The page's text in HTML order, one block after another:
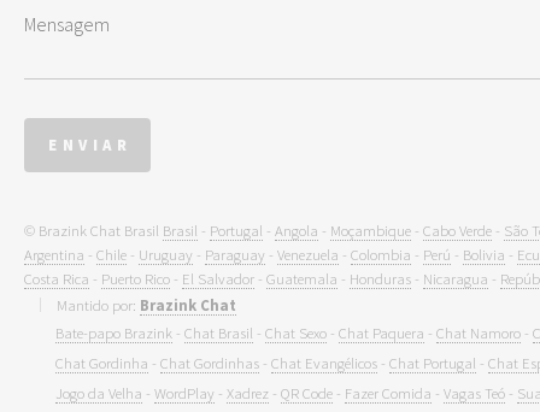
© Brazink Chat Brasil Brasil - Portugal - Angola - Moçambique - Cabo Verde - São
Argentina - Chile - Uruguay - Paraguay - Venezuela - Colombia - Perú - Bolivia -
Costa Rica - Puerto Rico - El Salvador - Guatemala - Honduras - Nicaragua -
Mantido por: Brazink Chat
Bate-papo Brazink - Chat Brasil - Chat Sexo- Chat Paquera - Chat Namoro-
Chat Gordinha - Chat Gordinhas- Chat Evangélicos- Chat Portugal - Chat
Jogo da Velha - WordPlay - Xadrez- QR Code- Fazer Comida - Vagas Teó-